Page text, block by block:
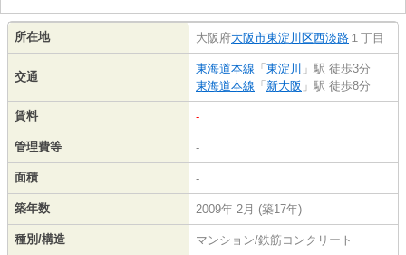
所在地 大阪府大阪市東淀川区西淡路 １丁目
交通
東海道本線 「 東淀川 」駅 徒歩3分
東海道本線 「 新大阪 」駅 徒歩8分
賃料 -
管理費等 -
面積 -
築年数 2009年 2月 (築17年)
種別/構造 マンション/鉄筋コンクリート